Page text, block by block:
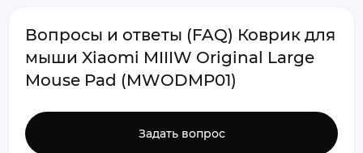
Вопросы и ответы (FAQ) Коврик для
мыши Xiaomi MIIIW Original Large
Mouse Pad (MWODMP01)
Задать вопрос